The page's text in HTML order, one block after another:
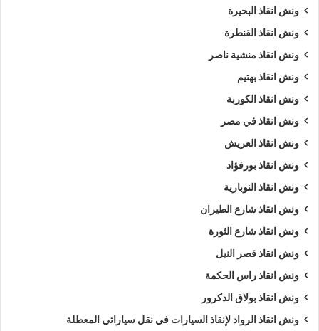
الي تحقيق اهدافنا و تحقيق كل متطلبات العميل في خدمة
السيارات.
ويمكنك ايضا طلب
اذا كنت تمتلك سيارة وتعطلت بك في اسيوط وتبحث عن
انقاذ
, لا داعي للقلق والبحث الكثير ,
اسيوط
لأنقاذك متوفر لدينا
انقاذ سيارات,ونش انقاذ دراجة نارية
انقاذ سيارات نقل,
ونش نقل قوارب).
طلبونش انقاذ سيارات
طلبونش انقاذ سيارات
طلبونش انقاذ سيارات
طلبونش انقاذ سياراتلنقلك لاقرب مركز صيانة.
ونش انقاذ البحيرة
ونش انقاذ القنطرة
ونش انقاذ منشية ناصر
ونش انقاذ بهتيم
ونش انقاذ الكوربة
ونش انقاذ في مصر
ونش انقاذ العريش
ونش انقاذ بورفؤاد
ونش انقاذ النوبارية
ونش انقاذ شارع الطيران
ونش انقاذ شارع الثورة
ونش انقاذ قصر النيل
ونش انقاذ راس الحكمة
ونش انقاذ بولاق الدكرور
ونش انقاذ الرواد لإنقاذ السيارات في نقل سياراتي المعطلة